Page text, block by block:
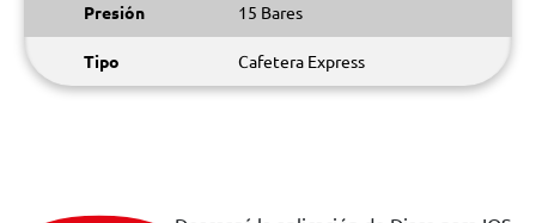
Presión 15 Bares
Tipo Cafetera Express